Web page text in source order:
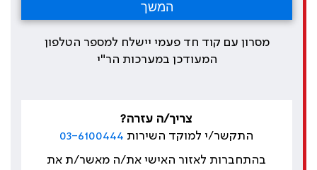
מסרון עם קוד חד פעמי יישלח למספר הטלפון
המעודכן במערכות הר"י
צריך/ה עזרה?
התקשר/י למוקד השירות 03-6100444
בהתחברות לאזור האישי את/ה מאשר/ת את